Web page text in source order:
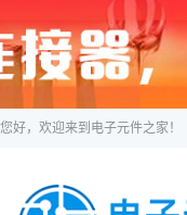
您好，欢迎来到电子元件之家！